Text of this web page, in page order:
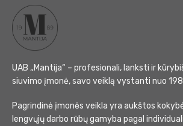
UAB „Mantija“ – profesionali, lanksti ir
siuvimo įmonė, savo veiklą vystanti nuo
Pagrindinė įmonės veikla yra aukštos
lengvųjų darbo rūbų gamyba pagal